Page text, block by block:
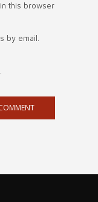
this browser
by email.